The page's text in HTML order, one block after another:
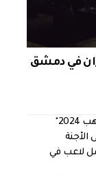
في دمشق
الأجنة
لاعب في